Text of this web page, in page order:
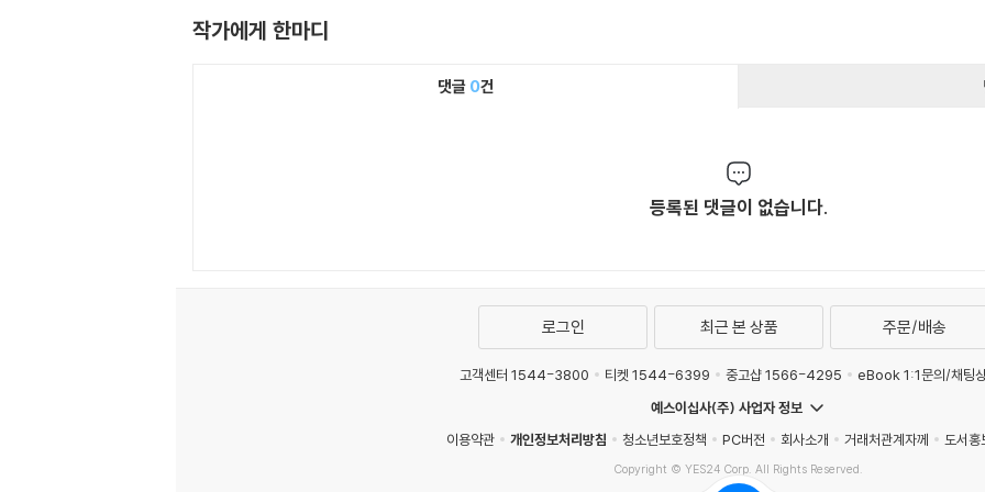
작가에게 한마디
댓글 0건
등록된 댓글이 없습니다.
로그인 최근 본 상품 주문/배송
고객센터 1544-3800 티켓 1544-6399 중고샵 1566-4295
eBook 1:1문의/채팅
예스이십사(주) 사업자 정보
이용약관
개인정보처리방침 청소년보호정책 PC버전 회사소개 거래처관계자께 도서홍
Copyright © YES24 Corp. All Rights Reserved.